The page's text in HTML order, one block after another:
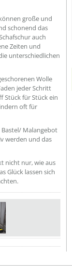
große und
schonend das
auch
Zeiten und
unterschiedlichen
Wolle
jeder Schritt
Stück für Stück ein
oft für
Malangebot
werden und das
nicht nur, wie aus
Glück lassen sich